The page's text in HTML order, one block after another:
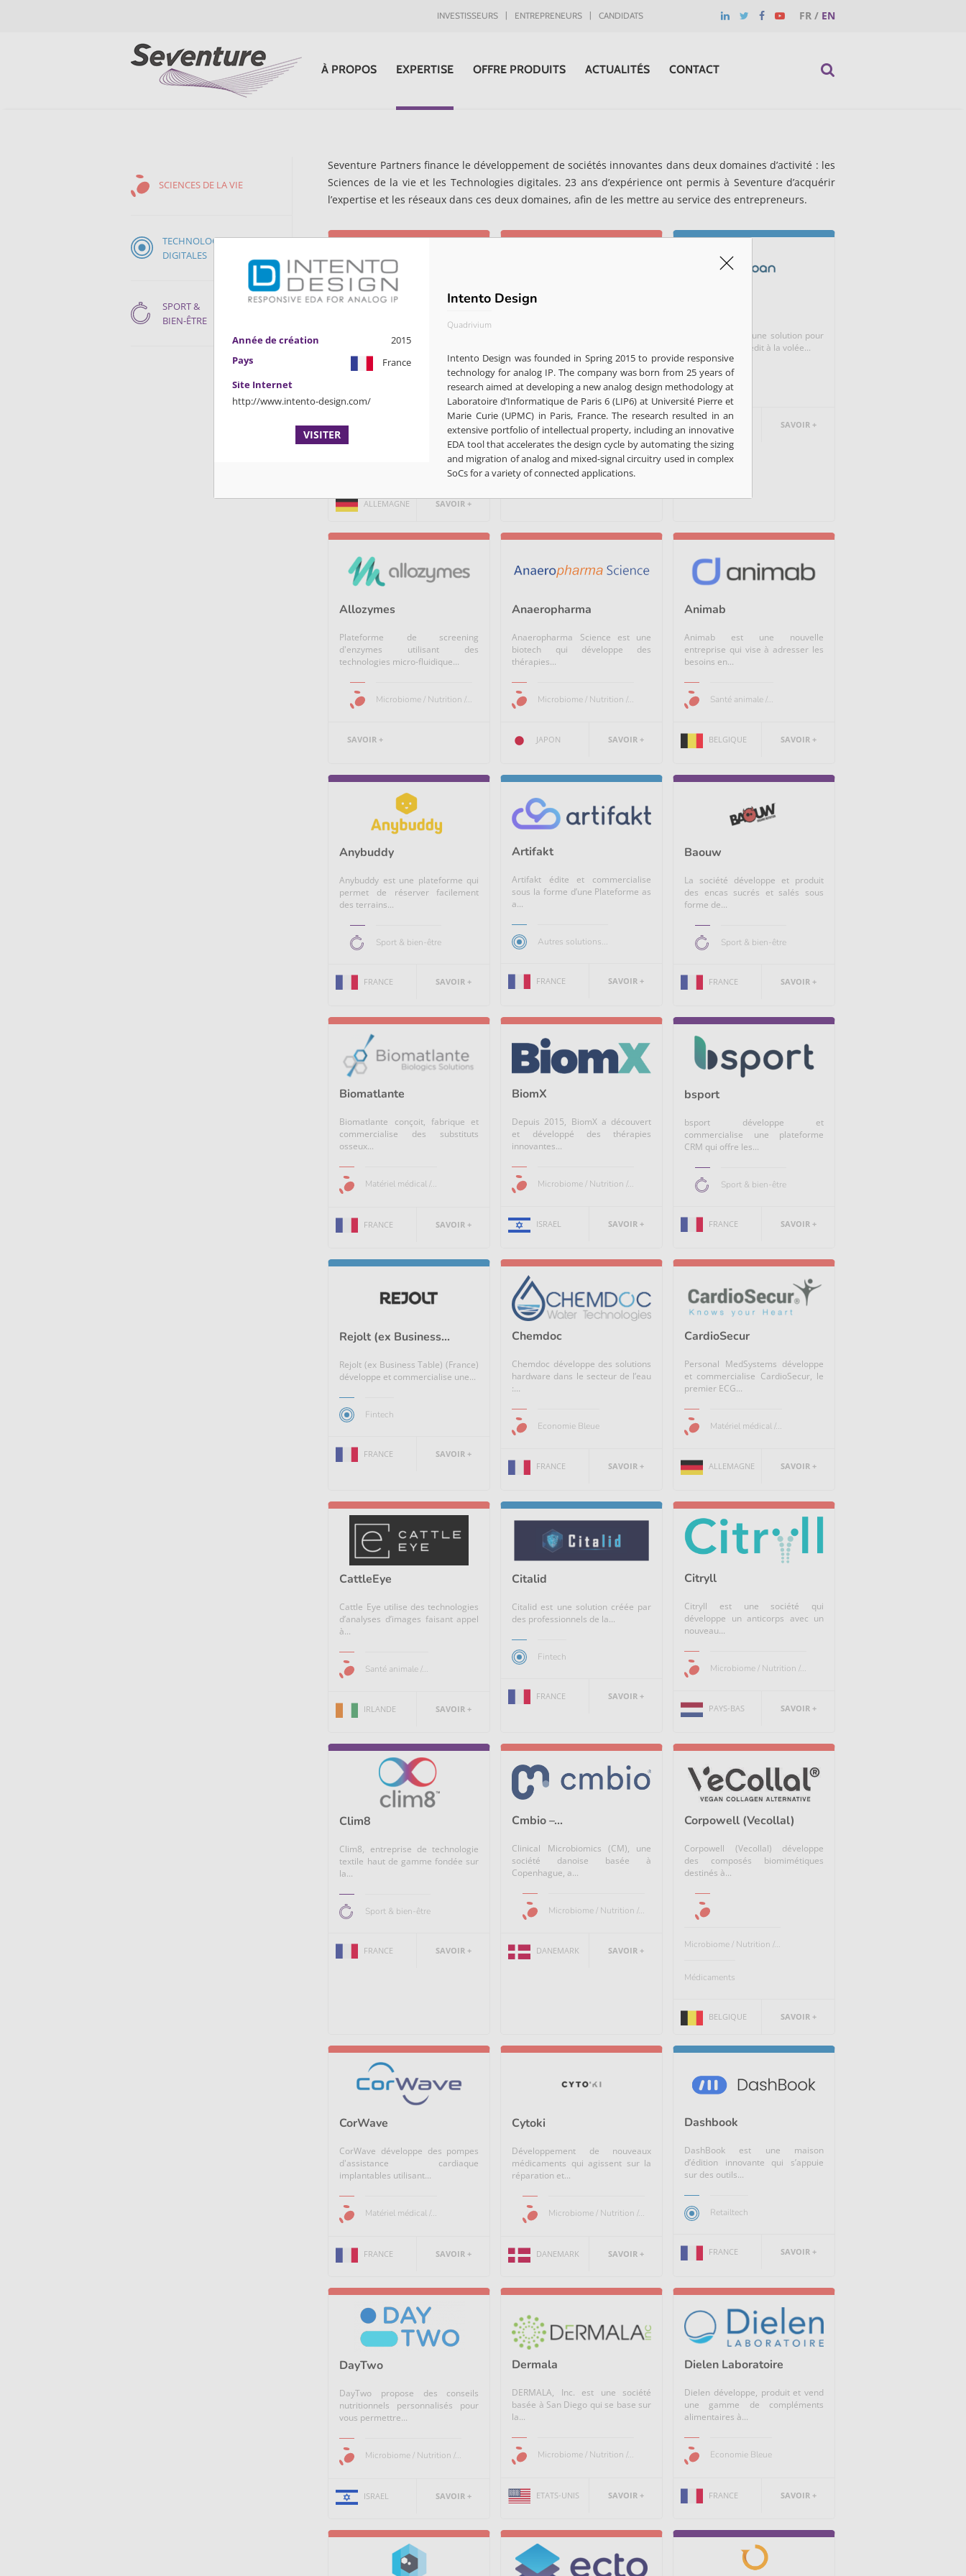
FR / EN
INVESTISSEURS ENTREPRENEURS CANDIDATS
À PROPOS EXPERTISE OFFRE PRODUITS ACTUALITÉS CONTACT
SCIENCES DE LA VIE
TECHNOLOGIES
DIGITALES
SPORT &
BIEN-ÊTRE
Seventure Partners finance le développement de sociétés innovantes dans deux domaines d’activité : les
Sciences de la vie et les Technologies digitales. 23 ans d’expérience ont permis à Seventure d’acquérir
l’expertise et les réseaux dans ces deux domaines, afin de les mettre au service des entrepreneurs.
Abalos
Abalos est société allemande qui
développe un virus vivant
recombinant...
Microbiome / Nutrition /...
ALLEMAGNE SAVOIR +
Acarix
diagnostic...
Matériel médical /...
DANEMARK SAVOIR +
Algoan propose une solution pour
la décision de crédit à la volée...
Fintech
FRANCE SAVOIR +
Allozymes
Plateforme de screening
d'enzymes utilisant des
technologies micro-fluidique...
Microbiome / Nutrition /...
SAVOIR +
Anaeropharma
Anaeropharma Science est une
biotech qui développe des
thérapies...
Microbiome / Nutrition /...
JAPON SAVOIR +
Animab
Animab est une nouvelle
entreprise qui vise à adresser les
besoins en...
Santé animale /...
BELGIQUE SAVOIR +
Anybuddy
Anybuddy est une plateforme qui
permet de réserver facilement
des terrains...
Sport & bien-être
FRANCE SAVOIR +
Artifakt
Artifakt édite et commercialise
sous la forme d’une Plateforme as
a...
Autres solutions...
FRANCE SAVOIR +
Baouw
La société développe et produit
des encas sucrés et salés sous
forme de...
Sport & bien-être
FRANCE SAVOIR +
Biomatlante
Biomatlante conçoit, fabrique et
commercialise des substituts
osseux...
Matériel médical /...
FRANCE SAVOIR +
BiomX
Depuis 2015, BiomX a découvert
et développé des thérapies
innovantes...
Microbiome / Nutrition /...
ISRAEL SAVOIR +
bsport
bsport développe et
commercialise une plateforme
CRM qui offre les...
Sport & bien-être
FRANCE SAVOIR +
Rejolt (ex Business...
Rejolt (ex Business Table) (France)
développe et commercialise une...
Fintech
FRANCE SAVOIR +
Chemdoc
Chemdoc développe des solutions
hardware dans le secteur de l’eau
:...
Economie Bleue
FRANCE SAVOIR +
CardioSecur
Personal MedSystems développe
et commercialise CardioSecur, le
premier ECG...
Matériel médical /...
ALLEMAGNE SAVOIR +
CattleEye
Cattle Eye utilise des technologies
d’analyses d’images faisant appel
à...
Santé animale /...
IRLANDE SAVOIR +
Citalid
Citalid est une solution créée par
des professionnels de la...
Fintech
FRANCE SAVOIR +
Citryll
Citryll est une société qui
développe un anticorps avec un
nouveau...
Microbiome / Nutrition /...
PAYS-BAS SAVOIR +
Clim8
Clim8, entreprise de technologie
textile haut de gamme fondée sur
la...
Sport & bien-être
FRANCE SAVOIR +
Cmbio –...
Clinical Microbiomics (CM), une
société danoise basée à
Copenhague, a...
Microbiome / Nutrition /...
DANEMARK SAVOIR +
Corpowell (Vecollal)
Corpowell (Vecollal) développe
des composés biomimétiques
destinés à...
Microbiome / Nutrition /...
Médicaments
BELGIQUE SAVOIR +
CorWave
CorWave développe des pompes
d'assistance cardiaque
implantables utilisant...
Matériel médical /...
FRANCE SAVOIR +
Cytoki
Développement de nouveaux
médicaments qui agissent sur la
réparation et...
Microbiome / Nutrition /...
DANEMARK SAVOIR +
Dashbook
DashBook est une maison
d’édition innovante qui s’appuie
sur des outils...
Retailtech
FRANCE SAVOIR +
DayTwo
DayTwo propose des conseils
nutritionnels personnalisés pour
vous permettre...
Microbiome / Nutrition /...
ISRAEL SAVOIR +
Dermala
DERMALA, Inc. est une société
basée à San Diego qui se base sur
la...
Microbiome / Nutrition /...
ETATS-UNIS SAVOIR +
Dielen Laboratoire
Dielen développe, produit et vend
une gamme de compléments
alimentaires à...
Economie Bleue
FRANCE SAVOIR +
Année de création
2015
Pays
France
Site Internet
http://www.intento-design.com/
VISITER
Intento Design
Quadrivium
Intento Design was founded in Spring 2015 to provide responsive
technology for analog IP. The company was born from 25 years of
research aimed at developing a new analog design methodology at
Laboratoire d’Informatique de Paris 6 (LIP6) at Université Pierre et
Marie Curie (UPMC) in Paris, France. The research resulted in an
extensive portfolio of intellectual property, including an innovative
EDA tool that accelerates the design cycle by automating the sizing
and migration of analog and mixed-signal circuitry used in complex
SoCs for a variety of connected applications.